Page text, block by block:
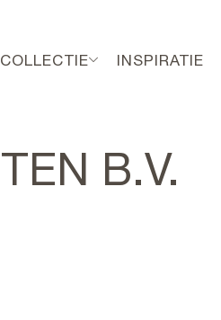
COLLECTIE INSPIRATIE
B.V.